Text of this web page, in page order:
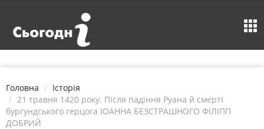
Головна
Історія
21 травня 1420 року. Після падіння Руана й смерті
бургундського герцога ІОАННА БЕЗСТРАШНОГО ФІЛІПП
ДОБРИЙ